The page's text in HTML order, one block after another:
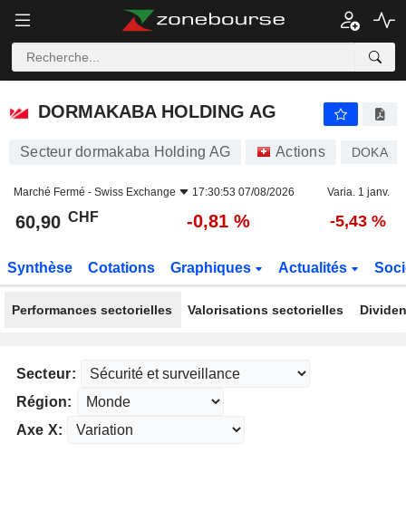
DORMAKABA HOLDING AG
Secteur dormakaba Holding AG Actions DOKA
Marché Fermé - Swiss Exchange 17:30:53 07/08/2026 Varia. 1 janv.
60,90 CHF -0,81 % -5,43 %
Synthèse Cotations Graphiques Actualités
Performances sectorielles Valorisations sectorielles
Secteur:
Région:
Axe X: